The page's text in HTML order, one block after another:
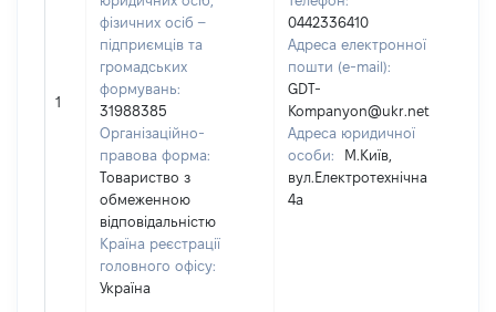
1
фізичних осіб –
підприємців та
громадських
формувань:
31988385
Організаційно-
правова форма:
Товариство з
обмеженною
відповідальністю
Країна реєстрації
головного офісу:
Україна
0442336410
Адреса електронної
пошти (e-mail):
GDT-
Kompanyon@ukr.net
Адреса юридичної
особи:
М.Київ,
вул.Електротехнічна
4а